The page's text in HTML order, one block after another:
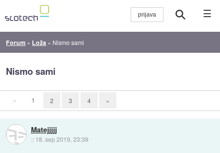
☰
Forum » Loža » Nismo sami
Nismo sami
« 1 2 3 4 »
Matejjjjj
:: 18. sep 2019, 23:39